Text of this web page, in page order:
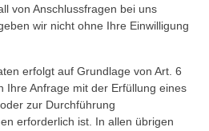
von Anschlussfragen bei uns
wir nicht ohne Ihre Einwilligung
erfolgt auf Grundlage von Art. 6
Ihre Anfrage mit der Erfüllung eines
zur Durchführung
erforderlich ist. In allen übrigen